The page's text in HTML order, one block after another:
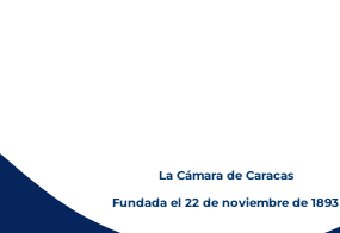
La Cámara de Caracas
Fundada el 22 de noviembre de 1893